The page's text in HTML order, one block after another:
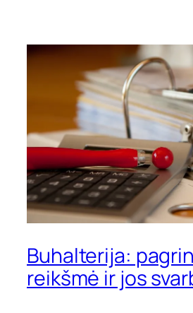
Buhalterija:
reikšmė ir jos